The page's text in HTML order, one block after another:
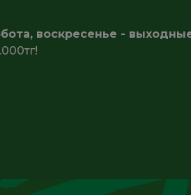
воскресенье -